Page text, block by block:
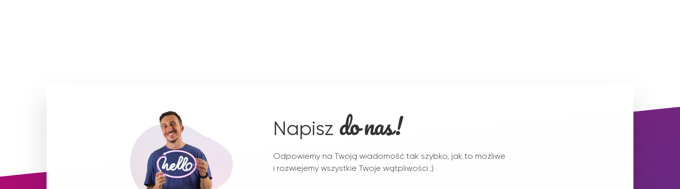
Napisz do nas!
Odpowiemy na Twoją wiadomość tak szybko, jak to możliwe
i rozwiejemy wszystkie Twoje wątpliwości ;)